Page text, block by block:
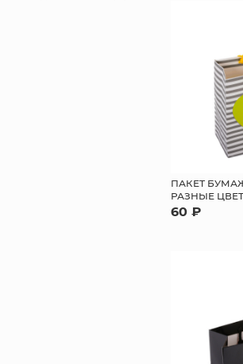
ПАКЕТ
РАЗНЫЕ
60 ₽